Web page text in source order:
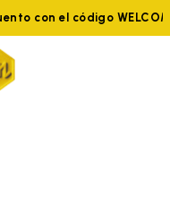
con el código